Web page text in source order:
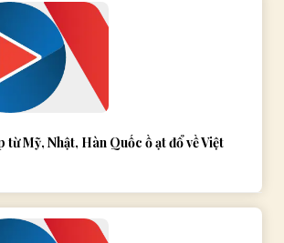
Mỹ, Nhật, Hàn Quốc ồ ạt đổ về Việt